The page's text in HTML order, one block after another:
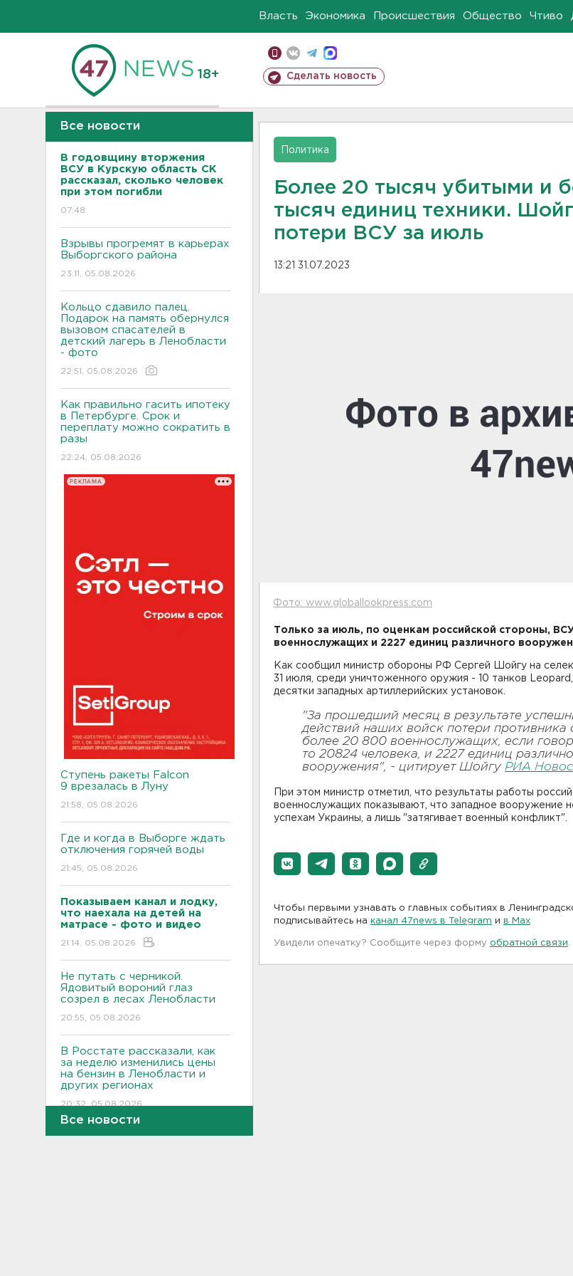
Власть Экономика Происшествия Общество Чтиво
18+ Сделать новость
Все новости
В годовщину вторжения
ВСУ в Курскую область СК
рассказал, сколько человек
при этом погибли
07:48
Взрывы прогремят в карьерах
Выборгского района
23:11, 05.08.2026
Кольцо сдавило палец.
Подарок на память обернулся
вызовом спасателей в
детский лагерь в Ленобласти
- фото
22:51, 05.08.2026
Как правильно гасить ипотеку
в Петербурге. Срок и
переплату можно сократить в
разы
22:24, 05.08.2026
РЕКЛАМА
Ступень ракеты Falcon
9 врезалась в Луну
21:58, 05.08.2026
Где и когда в Выборге ждать
отключения горячей воды
21:45, 05.08.2026
Показываем канал и лодку,
что наехала на детей на
матрасе - фото и видео
21:14, 05.08.2026
Не путать с черникой.
Ядовитый вороний глаз
созрел в лесах Ленобласти
20:55, 05.08.2026
В Росстате рассказали, как
за неделю изменились цены
на бензин в Ленобласти и
других регионах
20:32, 05.08.2026
В Ленобласти маломерное
Все новости
Политика
Более 20 тысяч убитыми и
тысяч единиц техники.
потери ВСУ за июль
13:21 31.07.2023
Фото: www.globallookpress.com
Только за июль, по оценкам российской стороны,
военнослужащих и 2227 единиц различного
Как сообщил министр обороны РФ Сергей Шойгу на
31 июля, среди уничтоженного оружия - 10 танков
десятки западных артиллерийских установок.
"За прошедший месяц в результате
действий наших войск потери противника
более 20 800 военнослужащих, если
то 20824 человека, и 2227 единиц
вооружения", - цитирует Шойгу РИА
При этом министр отметил, что результаты работы
военнослужащих показывают, что западное вооружение
успехам Украины, а лишь "затягивает военный конфликт".
Чтобы первыми узнавать о главных событиях в
подписывайтесь на канал 47news в Telegram и в Maх
Увидели опечатку? Сообщите через форму обратной связи